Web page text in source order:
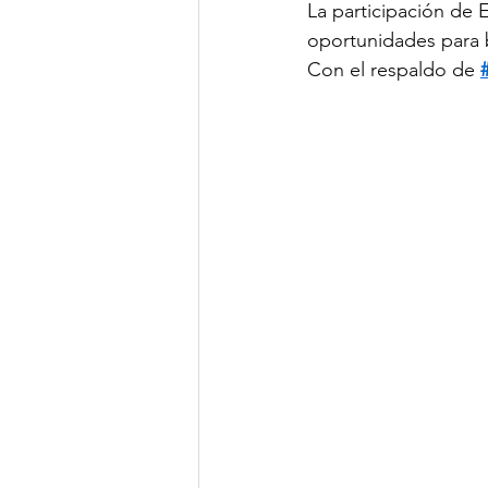
La participación de
oportunidades para
Con el respaldo de